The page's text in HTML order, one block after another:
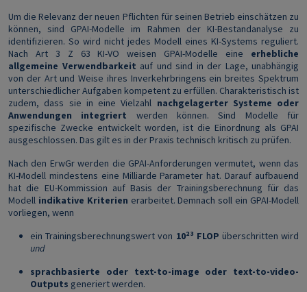
Um die Relevanz der neuen Pflichten für seinen Betrieb einschätzen zu
können, sind GPAI-Modelle im Rahmen der KI-Bestandanalyse zu
identifizieren. So wird nicht jedes Modell eines KI-Systems reguliert.
Nach Art 3 Z 63 KI-VO weisen GPAI-Modelle eine erhebliche
allgemeine Verwendbarkeit auf und sind in der Lage, unabhängig
von der Art und Weise ihres Inverkehrbringens ein breites Spektrum
unterschiedlicher Aufgaben kompetent zu erfüllen. Charakteristisch ist
zudem, dass sie in eine Vielzahl nachgelagerter Systeme oder
Anwendungen integriert werden können. Sind Modelle für
spezifische Zwecke entwickelt worden, ist die Einordnung als GPAI
ausgeschlossen. Das gilt es in der Praxis technisch kritisch zu prüfen.
Nach den ErwGr werden die GPAI-Anforderungen vermutet, wenn das
KI-Modell mindestens eine Milliarde Parameter hat. Darauf aufbauend
hat die EU-Kommission auf Basis der Trainingsberechnung für das
Modell indikative Kriterien erarbeitet. Demnach soll ein GPAI-Modell
vorliegen, wenn
ein Trainingsberechnungswert von 10²³ FLOP überschritten wird
und
sprachbasierte oder text-to-image oder text-to-video-
Outputs generiert werden.